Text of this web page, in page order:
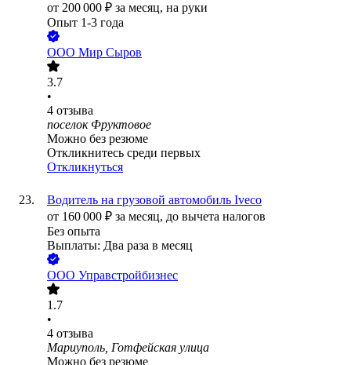
от 200 000 ₽ за месяц, на руки
Опыт 1-3 года
ООО Мир Сыров
3.7
•
4 отзыва
поселок Фруктовое
Можно без резюме
Откликнитесь среди первых
Откликнуться
Водитель на грузовой автомобиль Iveco
от 160 000 ₽ за месяц, до вычета налогов
Без опыта
Выплаты: Два раза в месяц
ООО Управстройбизнес
1.7
•
4 отзыва
Мариуполь, Готфейская улица
Можно без резюме